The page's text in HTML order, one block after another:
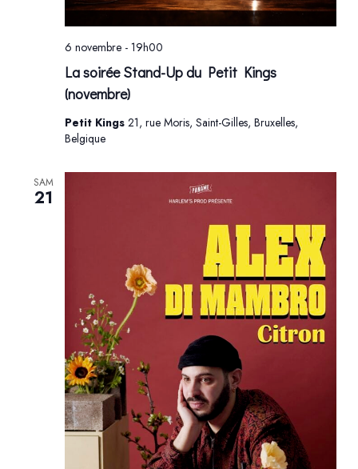
La soirée Stand-Up du Petit Kings
(novembre)
6 novembre - 19h00
Petit Kings 21, rue Moris, Saint-Gilles, Bruxelles,
Belgique
SAM
21